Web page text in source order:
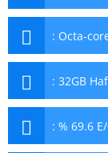
: Octa-
: 32GB
: % 69.6